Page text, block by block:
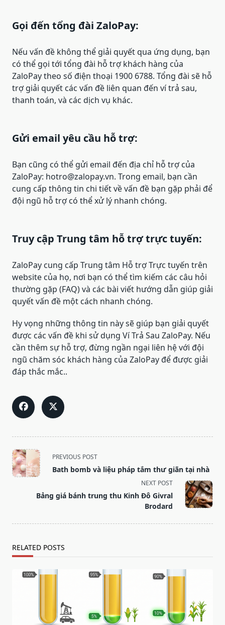
Gọi đến tổng đài ZaloPay:
Nếu vấn đề không thể giải quyết qua ứng dụng, bạn
có thể gọi tới tổng đài hỗ trợ khách hàng của
ZaloPay theo số điện thoại 1900 6788. Tổng đài sẽ hỗ
trợ giải quyết các vấn đề liên quan đến ví trả sau,
thanh toán, và các dịch vụ khác.
Gửi email yêu cầu hỗ trợ:
Bạn cũng có thể gửi email đến địa chỉ hỗ trợ của
ZaloPay: hotro@zalopay.vn. Trong email, bạn cần
cung cấp thông tin chi tiết về vấn đề bạn gặp phải để
đội ngũ hỗ trợ có thể xử lý nhanh chóng.
Truy cập Trung tâm hỗ trợ trực tuyến:
ZaloPay cung cấp Trung tâm Hỗ trợ Trực tuyến trên
website của họ, nơi bạn có thể tìm kiếm các câu hỏi
thường gặp (FAQ) và các bài viết hướng dẫn giúp giải
quyết vấn đề một cách nhanh chóng.
Hy vọng những thông tin này sẽ giúp bạn giải quyết
được các vấn đề khi sử dụng Ví Trả Sau ZaloPay. Nếu
cần thêm sự hỗ trợ, đừng ngần ngại liên hệ với đội
ngũ chăm sóc khách hàng của ZaloPay để được giải
đáp thắc mắc..
<span
class="nav-
subtitle
PREVIOUS POST
Bath bomb và liệu pháp tắm thư giãn tại nhà
NEXT POST
Bảng giá bánh trung thu Kinh Đô Givral
Brodard
RELATED POSTS